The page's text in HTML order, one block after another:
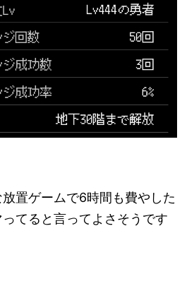
置ゲームで6時間も費やした
てると言ってよさそうです